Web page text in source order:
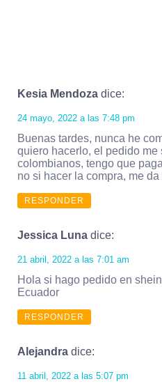
Kesia Mendoza dice:
24 mayo, 2022 a las 7:48 pm
Buenas tardes, nunca he
quiero hacerlo, el pedido
colombianos, tengo que
no si hacer la compra, me
RESPONDER
Jessica Luna dice:
21 abril, 2022 a las 7:01 am
Hola si hago pedido en
Ecuador
RESPONDER
Alejandra dice:
11 abril, 2022 a las 5:07 pm